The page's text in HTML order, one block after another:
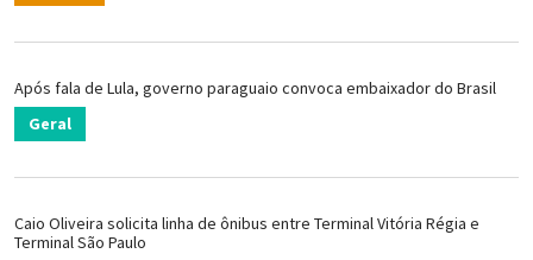
Após fala de Lula, governo paraguaio convoca embaixador do Brasil
Geral
Caio Oliveira solicita linha de ônibus entre Terminal Vitória Régia e
Terminal São Paulo